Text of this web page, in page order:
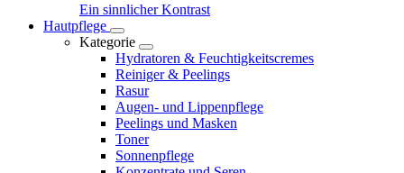
Ein sinnlicher Kontrast
Hautpflege
Kategorie
Hydratoren & Feuchtigkeitscremes
Reiniger & Peelings
Rasur
Augen- und Lippenpflege
Peelings und Masken
Toner
Sonnenpflege